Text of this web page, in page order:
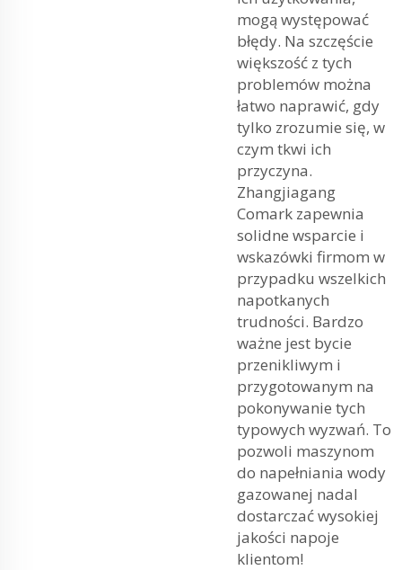
mogą występować
błędy. Na szczęście
większość z tych
problemów można
łatwo naprawić, gdy
tylko zrozumie się, w
czym tkwi ich
przyczyna.
Zhangjiagang
Comark zapewnia
solidne wsparcie i
wskazówki firmom w
przypadku wszelkich
napotkanych
trudności. Bardzo
ważne jest bycie
przenikliwym i
przygotowanym na
pokonywanie tych
typowych wyzwań. To
pozwoli maszynom
do napełniania wody
gazowanej nadal
dostarczać wysokiej
jakości napoje
klientom!